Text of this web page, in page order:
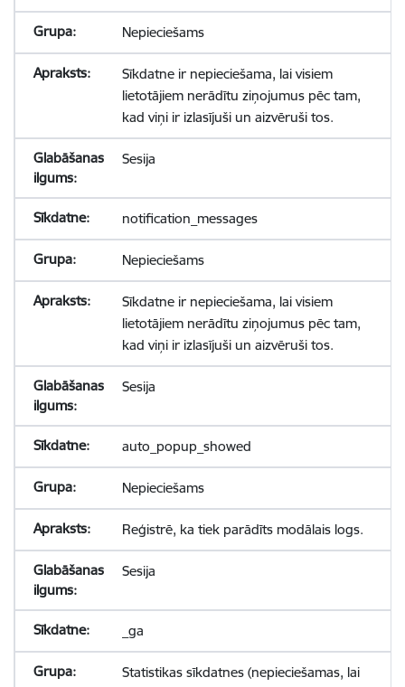
Nepieciešams
Sīkdatne ir nepieciešama, lai visiem
lietotājiem nerādītu ziņojumus pēc tam,
kad viņi ir izlasījuši un aizvēruši tos.
Sesija
notification_messages
Nepieciešams
Sīkdatne ir nepieciešama, lai visiem
lietotājiem nerādītu ziņojumus pēc tam,
kad viņi ir izlasījuši un aizvēruši tos.
Sesija
auto_popup_showed
Nepieciešams
Reģistrē, ka tiek parādīts modālais logs.
Sesija
_ga
Statistikas sīkdatnes (nepieciešamas, lai